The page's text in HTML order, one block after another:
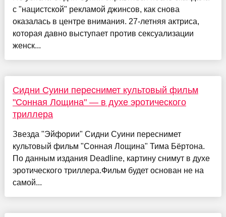
с "нацистской" рекламой джинсов, как снова
оказалась в центре внимания. 27-летняя актриса,
которая давно выступает против сексуализации
женск...
Сидни Суини переснимет культовый фильм
"Сонная Лощина" — в духе эротического
триллера
Звезда "Эйфории" Сидни Суини переснимет
культовый фильм "Сонная Лощина" Тима Бёртона.
По данным издания Deadline, картину снимут в духе
эротического триллера.Фильм будет основан не на
самой...